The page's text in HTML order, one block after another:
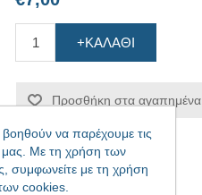
+ΚΑΛΆΘΙ
Προσθήκη στα αγαπημένα
να παρέχουμε τις
μας. Με τη χρήση των
συμφωνείτε με τη χρήση
cookies.